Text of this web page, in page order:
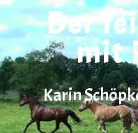
Der
mit
Karin